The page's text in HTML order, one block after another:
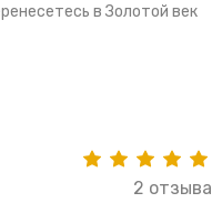
в Золотой век
2 отзыва